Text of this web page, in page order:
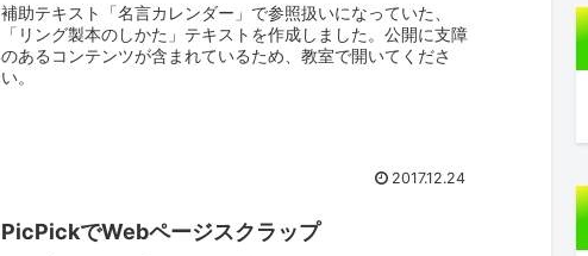
補助テキスト「名言カレンダー」で参照扱いになっていた、
「リング製本のしかた」テキストを作成しました。公開に支障
のあるコンテンツが含まれているため、教室で開いてくださ
い。
2017.12.24
PicPickでWebページスクラップ